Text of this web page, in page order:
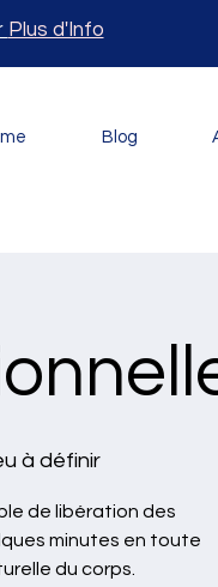
Plus d'Info
Blog
à définir
de libération des
minutes en toute
du corps.